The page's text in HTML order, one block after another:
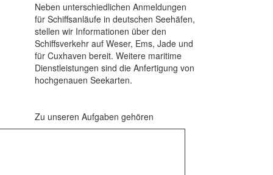
Neben unterschiedlichen Anmeldungen
für Schiffsanläufe in deutschen Seehäfen,
stellen wir Informationen über den
Schiffsverkehr auf Weser, Ems, Jade und
für Cuxhaven bereit. Weitere maritime
Dienstleistungen sind die Anfertigung von
hochgenauen Seekarten.
Zu unseren Aufgaben gehören